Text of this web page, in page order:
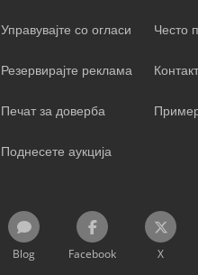
Управувајте со огласи
Резервирајте реклама
Печат за доверба
Поднесете аукција
Често
Контакт
Blog Facebook X